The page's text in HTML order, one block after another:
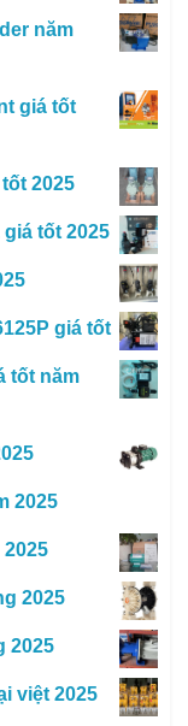
năm
giá tốt
2025
tốt 2025
giá tốt
tốt năm
2025
2025
2025
việt 2025